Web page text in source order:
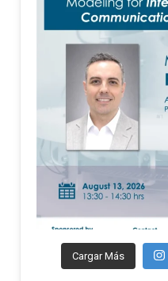
Cargar Más